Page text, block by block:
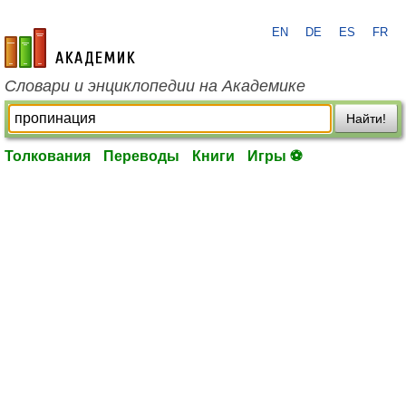
academic.ru
EN DE ES FR
Словари и энциклопедии на Академике
Найти!
Толкования Переводы Книги Игры ⚽